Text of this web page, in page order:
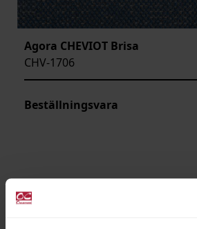
Agora CHEVIOT Brisa
CHV-1706
Beställningsvara